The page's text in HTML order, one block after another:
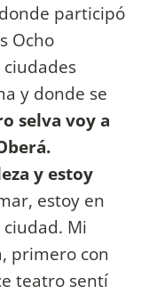
participó
Ocho
ciudades
y donde se
selva voy a
y estoy
estoy en
Mi
primero con
teatro sentí